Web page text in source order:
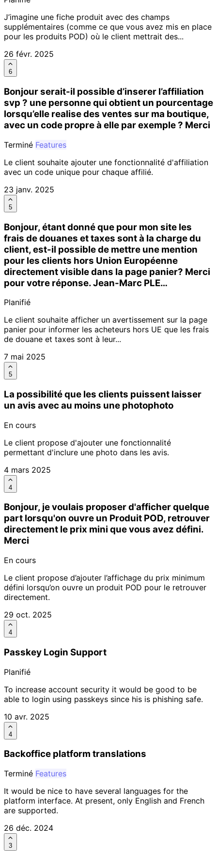
J’imagine une fiche produit avec des champs
supplémentaires (comme ce que vous avez mis en place
pour les produits POD) où le client mettrait des...
26 févr. 2025
6
Bonjour serait-il possible d’inserer l’affiliation
svp ? une personne qui obtient un pourcentage
lorsqu’elle realise des ventes sur ma boutique,
avec un code propre à elle par exemple ? Merci
Terminé Features
Le client souhaite ajouter une fonctionnalité d'affiliation
avec un code unique pour chaque affilié.
23 janv. 2025
5
Bonjour, étant donné que pour mon site les
frais de douanes et taxes sont à la charge du
client, est-il possible de mettre une mention
pour les clients hors Union Européenne
directement visible dans la page panier? Merci
pour votre réponse. Jean-Marc PLE…
Planifié
Le client souhaite afficher un avertissement sur la page
panier pour informer les acheteurs hors UE que les frais
de douane et taxes sont à leur...
7 mai 2025
5
La possibilité que les clients puissent laisser
un avis avec au moins une photophoto
En cours
Le client propose d'ajouter une fonctionnalité
permettant d'inclure une photo dans les avis.
4 mars 2025
4
Bonjour, je voulais proposer d'afficher quelque
part lorsqu'on ouvre un Produit POD, retrouver
directement le prix mini que vous avez défini.
Merci
En cours
Le client propose d’ajouter l’affichage du prix minimum
défini lorsqu’on ouvre un produit POD pour le retrouver
directement.
29 oct. 2025
4
Passkey Login Support
Planifié
To increase account security it would be good to be
able to login using passkeys since his is phishing safe.
10 avr. 2025
4
Backoffice platform translations
Terminé Features
It would be nice to have several languages for the
platform interface. At present, only English and French
are supported.
26 déc. 2024
3